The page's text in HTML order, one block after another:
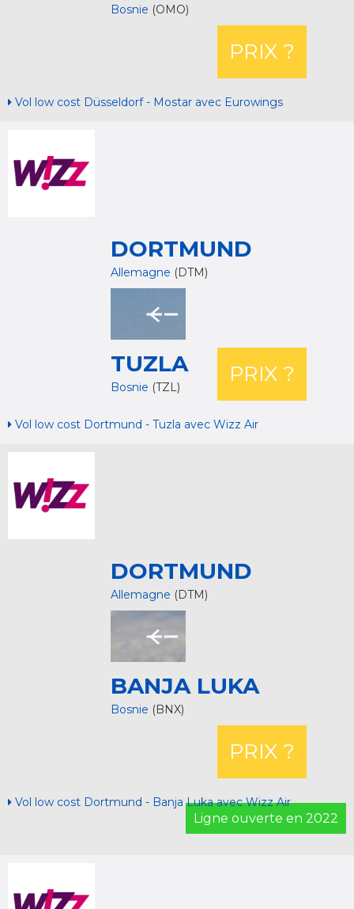
Bosnie (OMO)
PRIX ?
Vol low cost Düsseldorf - Mostar avec Eurowings
DORTMUND
Allemagne (DTM)
TUZLA
Bosnie (TZL)
PRIX ?
Vol low cost Dortmund - Tuzla avec Wizz Air
DORTMUND
Allemagne (DTM)
BANJA LUKA
Bosnie (BNX)
PRIX ?
Vol low cost Dortmund - Banja Luka avec Wizz Air
Ligne ouverte en 2022